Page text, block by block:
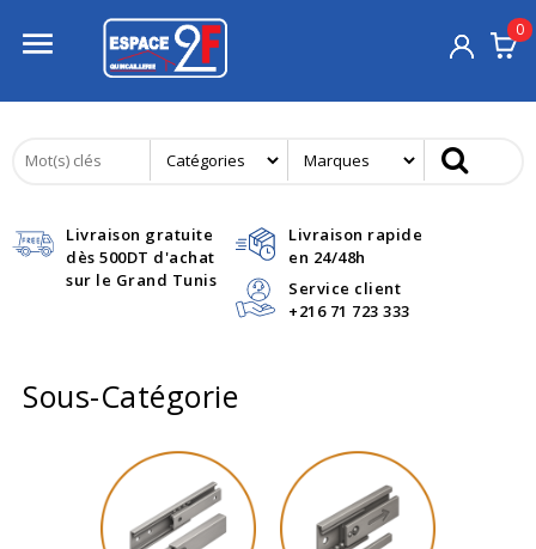
 0
Livraison gratuite
dès 500DT d'achat
sur le Grand Tunis
Livraison rapide
en 24/48h
Service client
+216 71 723 333
Sous-Catégorie